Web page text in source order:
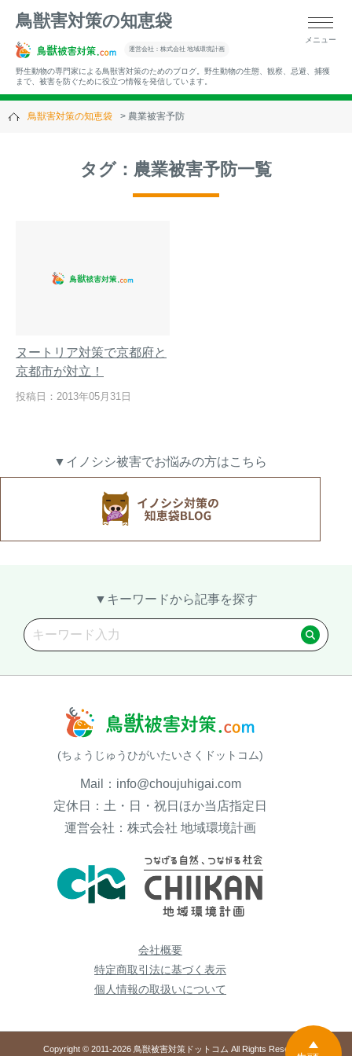
鳥獣害対策の知恵袋
運営会社：株式会社 地域環境計画
野生動物の専門家による鳥獣害対策のためのブログ。野生動物の生態、観察、忌避、捕獲
まで、被害を防ぐために役立つ情報を発信しています。
メニュー
▼キーワードから記事を探す
に」【2024年版】
メルマガ登録 お役立ち資料
ご相談
お問い合わせ
オンライン
鳥獣害対策の知恵袋 農業被害予防
タグ：農業被害予防一覧
ヌートリア対策で京都府と
京都市が対立！
投稿日：2013年05月31日
▼イノシシ被害でお悩みの方はこちら
▼キーワードから記事を探す
(ちょうじゅうひがいたいさくドットコム)
Mail：info@choujuhigai.com
定休日：土・日・祝日ほか当店指定日
運営会社：株式会社 地域環境計画
会社概要
特定商取引法に基づく表示
個人情報の取扱いについて
Copyright © 2011-2026 鳥獣被害対策ドットコム All Rights Reserved.